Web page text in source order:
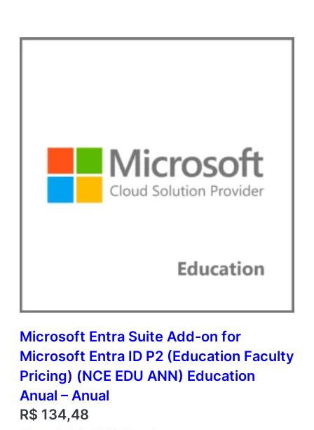
Microsoft Entra Suite Add-on for
Microsoft Entra ID P2 (Education Faculty
Pricing) (NCE EDU ANN) Education
Anual – Anual
R$ 134,48